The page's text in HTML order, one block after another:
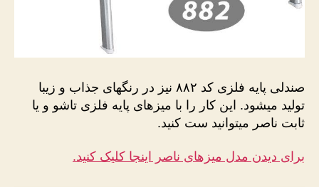
صندلی پایه فلزی کد ۸۸۲ نیز در رنگهای جذاب و زیبا
تولید میشود. این کار را با میزهای پایه فلزی تاشو و یا
ثابت ناصر میتوانید ست کنید.
برای دیدن مدل میزهای ناصر اینجا کلیک کنید.